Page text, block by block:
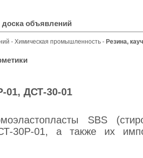
доска объявлений
- Химическая промышленность - Резина,
01, ДСТ-30-01
SBS
30Р-01, а также их